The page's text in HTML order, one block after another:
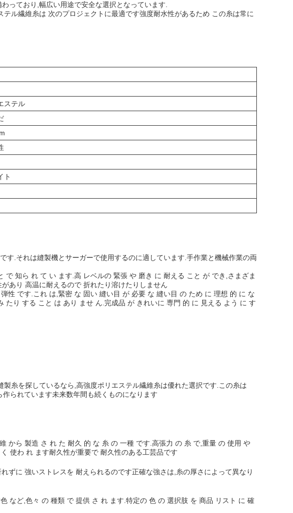
っており,幅広い用途で安全な選択となっています.
ル繊維糸は 次のプロジェクトに最適です強度耐水性があるため この糸は常に
ステル
ト
す.それは縫製機とサーガーで使用するのに適しています.手作業と機械作業の両
知ら れ て い ます.高 レベルの 緊張 や 磨き に 耐える こと が でき,さまざま
あり 高温に耐えるので 折れたり溶けたりしません
性 です.これ は,緊密 な 固い 縫い目 が 必要 な 縫い目 の ため に 理想 的 に な
たり する こと は あり ませ ん.完成品 が きれいに 専門 的 に 見える よう に す
糸を探しているなら,高強度ポリエステル繊維糸は優れた選択です.この糸は
られています未来数年間も続くものになります
から 製造 さ れ た 耐久 的 な 糸 の 一種 です.高張力 の 糸 で,重量 の 使用 や
使わ れ ます耐久性が重要で 耐久性のある工芸品です
ずに 強いストレスを 耐えられるのです正確な強さは,糸の厚さによって異なり
など,色々 の 種類 で 提供 さ れ ます.特定の 色 の 選択肢 を 商品 リスト に 確